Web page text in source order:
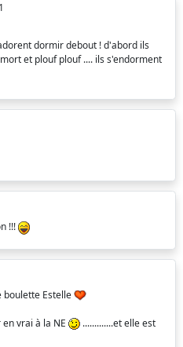
dormir debout ! d'abord ils
et plouf plouf .... ils s'endorment
!!!
boulette Estelle
vrai à la NE
.............et elle est